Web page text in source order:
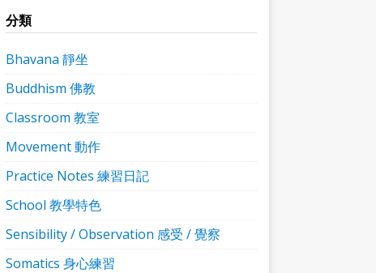
分類
Bhavana 靜坐
Buddhism 佛教
Classroom 教室
Movement 動作
Practice Notes 練習日記
School 教學特色
Sensibility / Observation 感受 / 覺察
Somatics 身心練習